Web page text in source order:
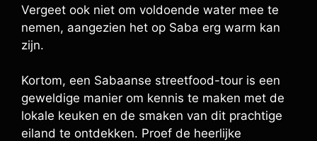
Vergeet ook niet om voldoende water mee te
nemen, aangezien het op Saba erg warm kan
zijn.
Kortom, een Sabaanse streetfood-tour is een
geweldige manier om kennis te maken met de
lokale keuken en de smaken van dit prachtige
eiland te ontdekken. Proef de heerlijke